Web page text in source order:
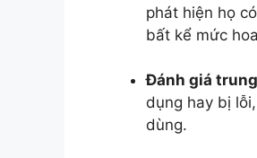
phát hiện họ
bất kể mức
Đánh giá
dụng hay bị
dùng.